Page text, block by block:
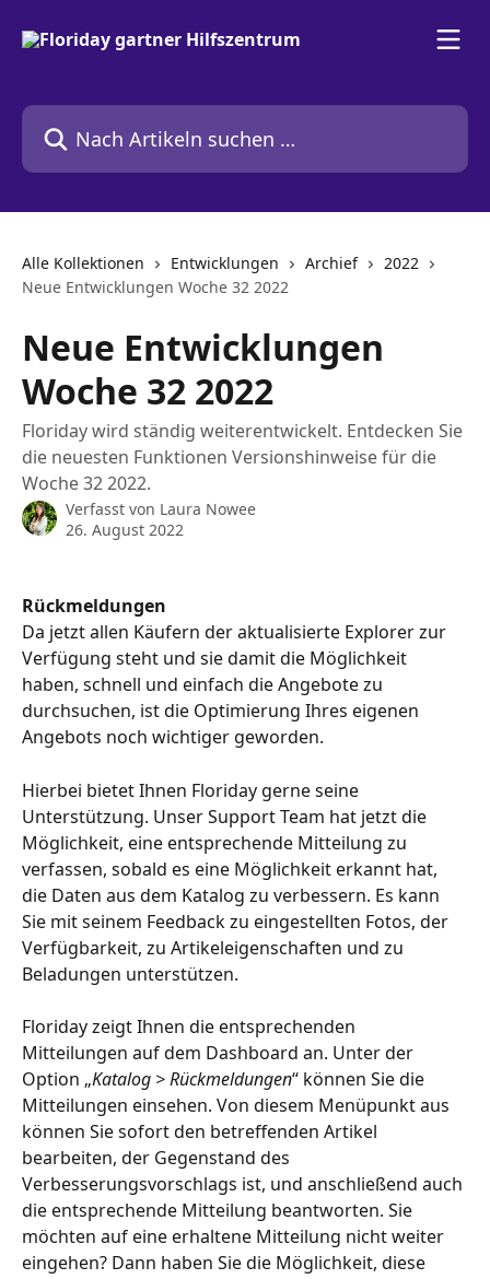
Nach Artikeln suchen …
Alle Kollektionen Entwicklungen Archief
2022
Neue Entwicklungen Woche 32 2022
Neue Entwicklungen
Woche 32 2022
Floriday wird ständig weiterentwickelt. Entdecken Sie
die neuesten Funktionen Versionshinweise für die
Woche 32 2022.
Verfasst von Laura Nowee
26. August 2022
Rückmeldungen
Da jetzt allen Käufern der aktualisierte Explorer zur
Verfügung steht und sie damit die Möglichkeit
haben, schnell und einfach die Angebote zu
durchsuchen, ist die Optimierung Ihres eigenen
Angebots noch wichtiger geworden.
Hierbei bietet Ihnen Floriday gerne seine
Unterstützung. Unser Support Team hat jetzt die
Möglichkeit, eine entsprechende Mitteilung zu
verfassen, sobald es eine Möglichkeit erkannt hat,
die Daten aus dem Katalog zu verbessern. Es kann
Sie mit seinem Feedback zu eingestellten Fotos, der
Verfügbarkeit, zu Artikeleigenschaften und zu
Beladungen unterstützen.
Floriday zeigt Ihnen die entsprechenden
Mitteilungen auf dem Dashboard an. Unter der
Option „Katalog > Rückmeldungen“ können Sie die
Mitteilungen einsehen. Von diesem Menüpunkt aus
können Sie sofort den betreffenden Artikel
bearbeiten, der Gegenstand des
Verbesserungsvorschlags ist, und anschließend auch
die entsprechende Mitteilung beantworten. Sie
möchten auf eine erhaltene Mitteilung nicht weiter
eingehen? Dann haben Sie die Möglichkeit, diese